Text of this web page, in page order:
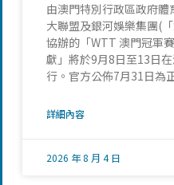
由澳門特別行政區政府
大聯盟及銀河娛樂集團(
協辦的「WTT 澳門冠軍
獻」將於9月8日至13日
行。官方公佈7月31日為
詳細內容
2026 年 8 月 4 日